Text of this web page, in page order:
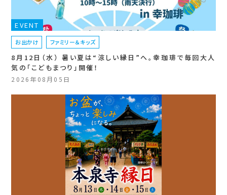
EVENT
お出かけ ファミリー＆キッズ
8月12日（水） 暑い夏は“涼しい縁日”へ。幸珈琲で毎回大人
気の「こどもまつり」開催！
2026年08月05日